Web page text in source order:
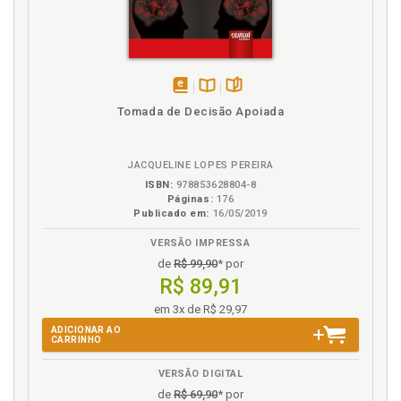
Espécies de dano, p. 130
Estacionamento. Assalto. Caso prático 2. Assalto em
Fornecedor disfarçado, p. 87
Inclusão do nome no Serasa. Anexo, p. 266
Indenização por danos morais, p. 191
Integridade da pessoa humana, p. 170
Tomada de Decisão Apoiada
JACQUELINE LOPES PEREIRA
ISBN: 978853628804-8
Páginas: 176
Publicado em: 16/05/2019
VERSÃO IMPRESSA
de R$ 99,90* por
R$ 89,91
em 3x de R$ 29,97
ADICIONAR AO
CARRINHO
VERSÃO DIGITAL
de R$ 69,90* por